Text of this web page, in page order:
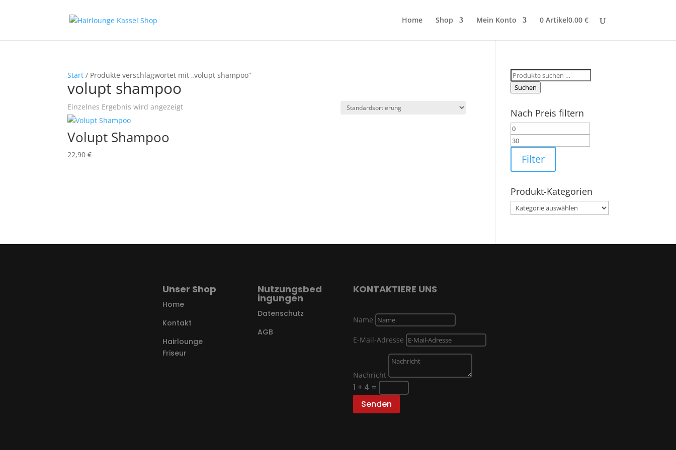
Home Shop Mein Konto 0 Artikel0,00 €
Start / Produkte verschlagwortet mit „volupt shampoo“
volupt shampoo
Einzelnes Ergebnis wird angezeigt
Volupt Shampoo
22,90€
Suchen
nach:
Suchen
Nach Preis filtern
Min.
Preis
Filter
Produkt-Kategorien
Unser Shop
Home
Kontakt
Hairlounge
Friseur
Nutzungsbed
ingungen
Datenschutz
AGB
KONTAKTIERE UNS
Name
E-Mail-Adresse
Nachricht
1 + 4 =
Senden